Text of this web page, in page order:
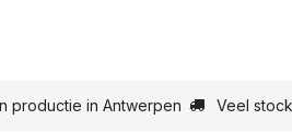
productie in Antwerpen Veel